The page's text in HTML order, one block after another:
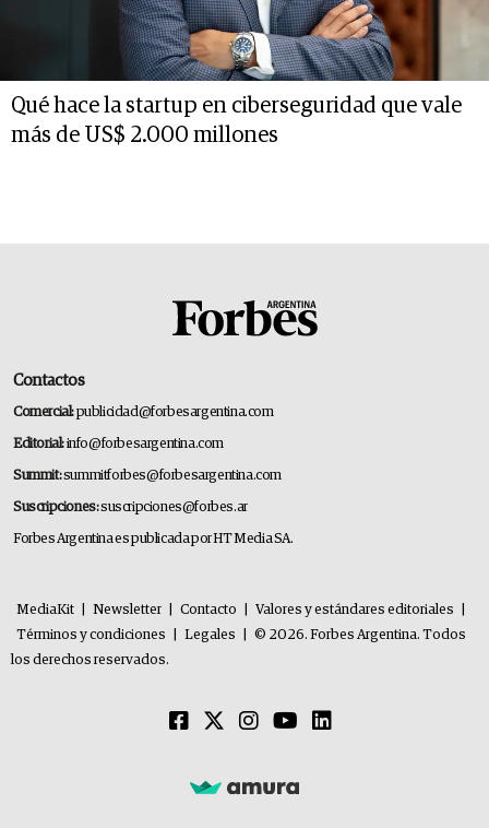
Qué hace la startup en ciberseguridad que vale
más de US$ 2.000 millones
Contactos
Comercial:publicidad@forbesargentina.com
Editorial:info@forbesargentina.com
Summit:summitforbes@forbesargentina.com
Suscripciones:suscripciones@forbes.ar
Forbes Argentina es publicada por HT Media SA.
MediaKit Newsletter Contacto Valores y estándares editoriales
Términos y condiciones
Legales
© 2026. Forbes Argentina. Todos
los derechos reservados.